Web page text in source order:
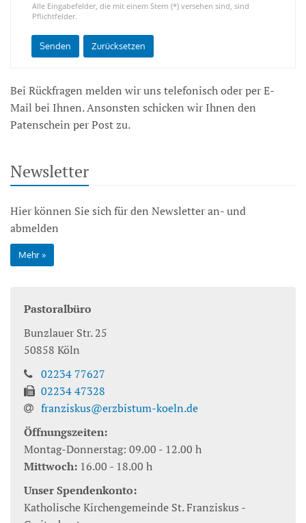
Alle Eingabefelder, die mit einem Stern (*) versehen sind, sind
Pflichtfelder.
Bei Rückfragen melden wir uns telefonisch oder per E-
Mail bei Ihnen. Ansonsten schicken wir Ihnen den
Patenschein per Post zu.
Newsletter
Hier können Sie sich für den Newsletter an- und
abmelden
Mehr
Pastoralbüro
Bunzlauer Str. 25
50858 Köln
02234 77627
02234 47328
franziskus@erzbistum-koeln.de
Öffnungszeiten:
Montag-Donnerstag: 09.00 - 12.00 h
Mittwoch: 16.00 - 18.00 h
Unser Spendenkonto:
Katholische Kirchengemeinde St. Franziskus -